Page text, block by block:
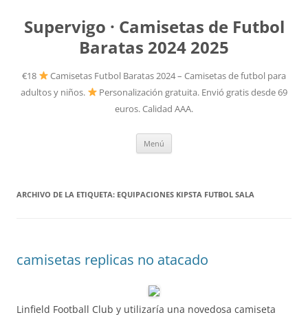
Supervigo · Camisetas de Futbol
Baratas 2024 2025
€18
Camisetas Futbol Baratas 2024 – Camisetas de futbol para
adultos y niños.
Personalización gratuita. Envió gratis desde 69
euros. Calidad AAA.
Menú
ARCHIVO DE LA ETIQUETA: EQUIPACIONES KIPSTA FUTBOL SALA
camisetas replicas no atacado
Linfield Football Club y utilizaría una novedosa camiseta